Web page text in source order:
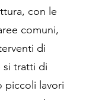
con le
comuni,
di
si tratti di
piccoli lavori